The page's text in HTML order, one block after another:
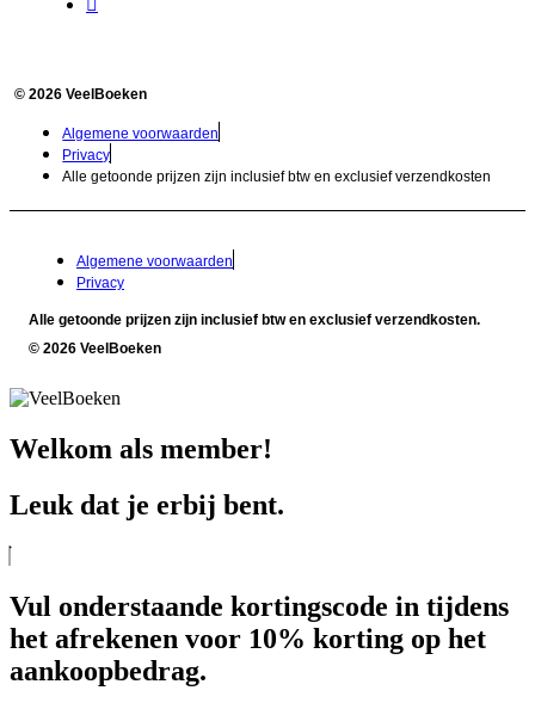
© 2026 VeelBoeken
Algemene voorwaarden
Privacy
Alle getoonde prijzen zijn inclusief btw en exclusief verzendkosten
Algemene voorwaarden
Privacy
Alle getoonde prijzen zijn inclusief btw en exclusief verzendkosten.
© 2026 VeelBoeken
Welkom als member!
Leuk dat je erbij bent.
Vul onderstaande kortingscode in tijdens
het afrekenen voor 10% korting op het
aankoopbedrag.